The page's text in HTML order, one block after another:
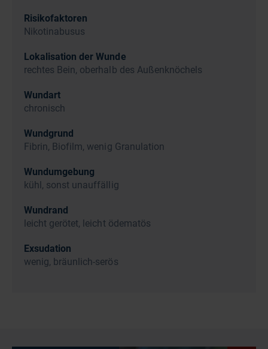
Risikofaktoren
Nikotinabusus
Lokalisation der Wunde
rechtes Bein, oberhalb des Außenknöchels
Wundart
chronisch
Wundgrund
Fibrin, Biofilm, wenig Granulation
Wundumgebung
kühl, sonst unauffällig
Wundrand
leicht gerötet, leicht ödematös
Exsudation
wenig, bräunlich-serös